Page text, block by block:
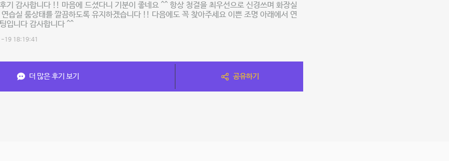
기 감사합니다 !! 마음에 드셨다니 기분이 좋네요 ^^ 항상 청결을 최우선으로 신경쓰며 화장실
습실 룸상태를 깔끔하도록 유지하겠습니다 !! 다음에도 꼭 찾아주세요 이쁜 조명 아래에서 연
입니다 감사합니다 ^^
19 18:19:41
더 많은 후기 보기 공유하기